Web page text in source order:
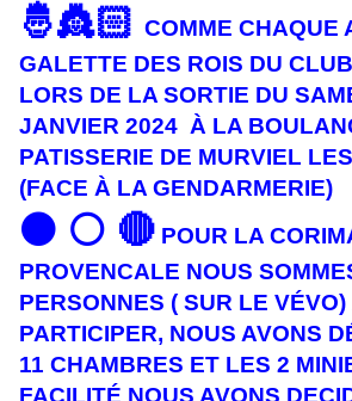
🤴👸🏻 COMME CHAQUE
GALETTE DES ROIS DU
LORS DE LA SORTIE DU
JANVIER 2024 À LA
PATISSERIE DE MURVIEL
(FACE À LA GENDARMERIE)
⚫️ ⚪️ 🔴 POUR LA
PROVENCALE NOUS
PERSONNES ( SUR LE VÉVO)
PARTICIPER, NOUS AVONS
11 CHAMBRES ET LES 2
FACILITÉ NOUS AVONS